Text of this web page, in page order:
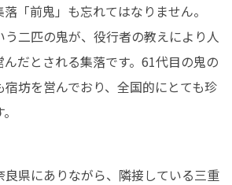
「前鬼」も忘れてはなりません。
二匹の鬼が、役行者の教えにより人
だとされる集落です。61代目の鬼の
坊を営んでおり、全国的にとても珍
良県にありながら、隣接している三重